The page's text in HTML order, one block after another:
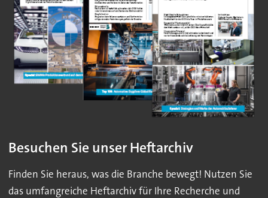
Besuchen Sie unser Heftarchiv
Finden Sie heraus, was die Branche bewegt! Nutzen Sie
das umfangreiche Heftarchiv für Ihre Recherche und